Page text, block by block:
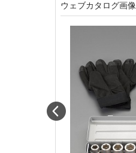
ウェブカタログ画像